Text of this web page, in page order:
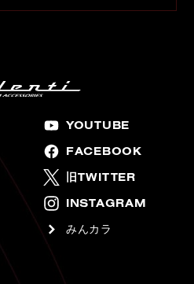
YOUTUBE
FACEBOOK
旧TWITTER
INSTAGRAM
みんカラ